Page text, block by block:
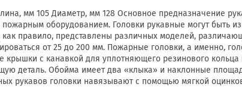
мм 105 Диаметр, мм 128 Основное предназначение
оборудованием. Головки рукавные могут быть
правило, представлены различных моделей,
от 25 до 200 мм. Пожарные головки, а именно,
крышки с канавкой для уплотняющего резинового кольца
деталь. Обойма имеет два «клыка» и наклонные
рукавов головки навязывают с помощью мягкой